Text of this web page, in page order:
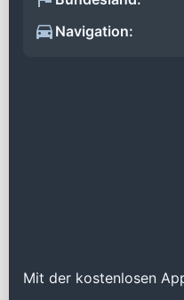
Navigation:
Mit der kostenlosen